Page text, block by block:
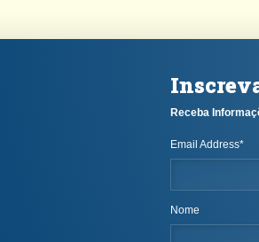
Receba
Email Address*
Nome